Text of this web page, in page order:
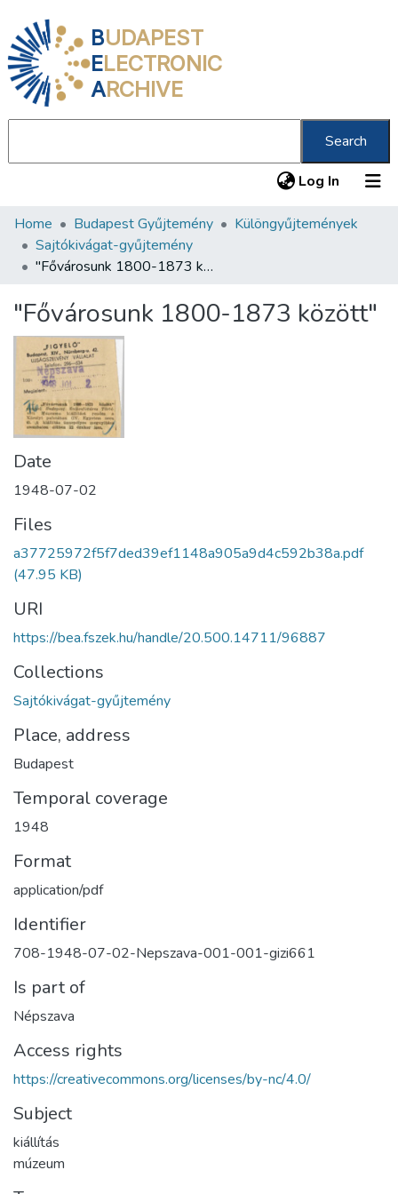
BUDAPEST
ELECTRONIC
ARCHIVE
Search
Log In (current)
Communities & Collections
All of DSpace
About us
Home Budapest Gyűjtemény
Különgyűjtemények
Sajtókivágat-gyűjtemény
"Fővárosunk 1800-1873 között"
"Fővárosunk 1800-1873 között"
Date
1948-07-02
Files
a37725972f5f7ded39ef1148a905a9d4c592b38a.pdf
(47.95 KB)
URI
https://bea.fszek.hu/handle/20.500.14711/96887
Collections
Sajtókivágat-gyűjtemény
Place, address
Budapest
Temporal coverage
1948
Format
application/pdf
Identifier
708-1948-07-02-Nepszava-001-001-gizi661
Is part of
Népszava
Access rights
https://creativecommons.org/licenses/by-nc/4.0/
Subject
kiállítás
múzeum